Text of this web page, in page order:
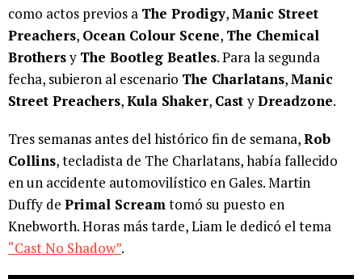
como actos previos a The Prodigy,Manic Street
Preachers, Ocean Colour Scene, The Chemical
Brothersy The Bootleg Beatles. Para la segunda
fecha, subieron al escenario The Charlatans,Manic
Street Preachers,Kula Shaker, CastyDreadzone.
Tres semanas antes del histórico fin de semana,Rob
Collins, tecladista de The Charlatans, había fallecido
en un accidente automovilístico en Gales. Martin
Duffy de Primal Screamtomó su puesto en
Knebworth. Horas más tarde, Liam le dedicó el tema
“Cast No Shadow”.